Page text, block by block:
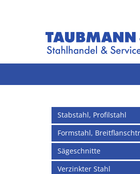
Stabstahl, Profilstahl
Formstahl,
Sägeschnitte
Verzinkter Stahl